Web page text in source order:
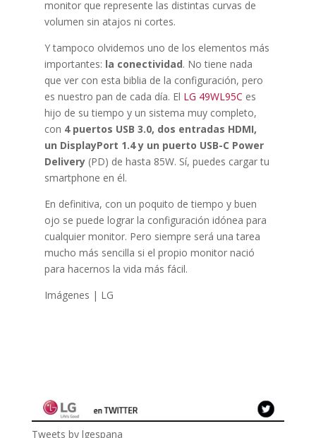
monitor que represente las distintas curvas de
volumen sin atajos ni cortes.
Y tampoco olvidemos uno de los elementos más
importantes: la conectividad. No tiene nada
que ver con esta biblia de la configuración, pero
es nuestro pan de cada día. El LG 49WL95C es
hijo de su tiempo y un sistema muy completo,
con 4 puertos USB 3.0, dos entradas HDMI,
un DisplayPort 1.4 y un puerto USB-C Power
Delivery(PD) de hasta 85W. Sí, puedes cargar tu
smartphone en él.
En definitiva, con un poquito de tiempo y buen
ojo se puede lograr la configuración idónea para
cualquier monitor. Pero siempre será una tarea
mucho más sencilla si el propio monitor nació
para hacernos la vida más fácil.
Imágenes | LG
Tweets by lgespana